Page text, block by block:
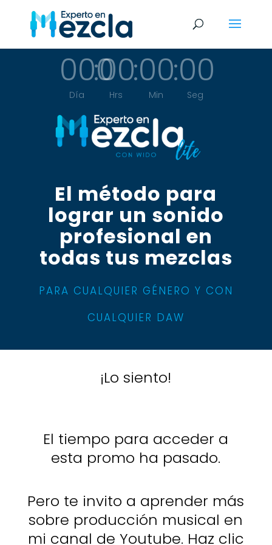
000
Día
:00
Hrs
:00
Min
:00
Seg
El método para
lograr un sonido
profesional en
todas tus mezclas
PARA CUALQUIER GÉNERO Y CON
CUALQUIER DAW
¡Lo siento!
El tiempo para acceder a
esta promo ha pasado.
Pero te invito a aprender más
sobre producción musical en
mi canal de Youtube. Haz clic